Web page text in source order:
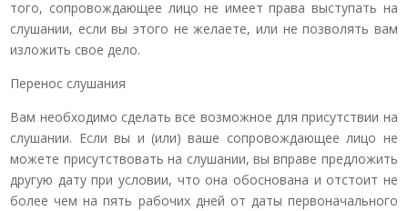
того, сопровождающее лицо не имеет права выступать на
слушании, если вы этого не желаете, или не позволять вам
изложить свое дело.
Перенос слушания
Вам необходимо сделать все возможное для присутствии на
слушании. Если вы и (или) ваше сопровождающее лицо не
можете присутствовать на слушании, вы вправе предложить
другую дату при условии, что она обоснована и отстоит не
более чем на пять рабочих дней от даты первоначального